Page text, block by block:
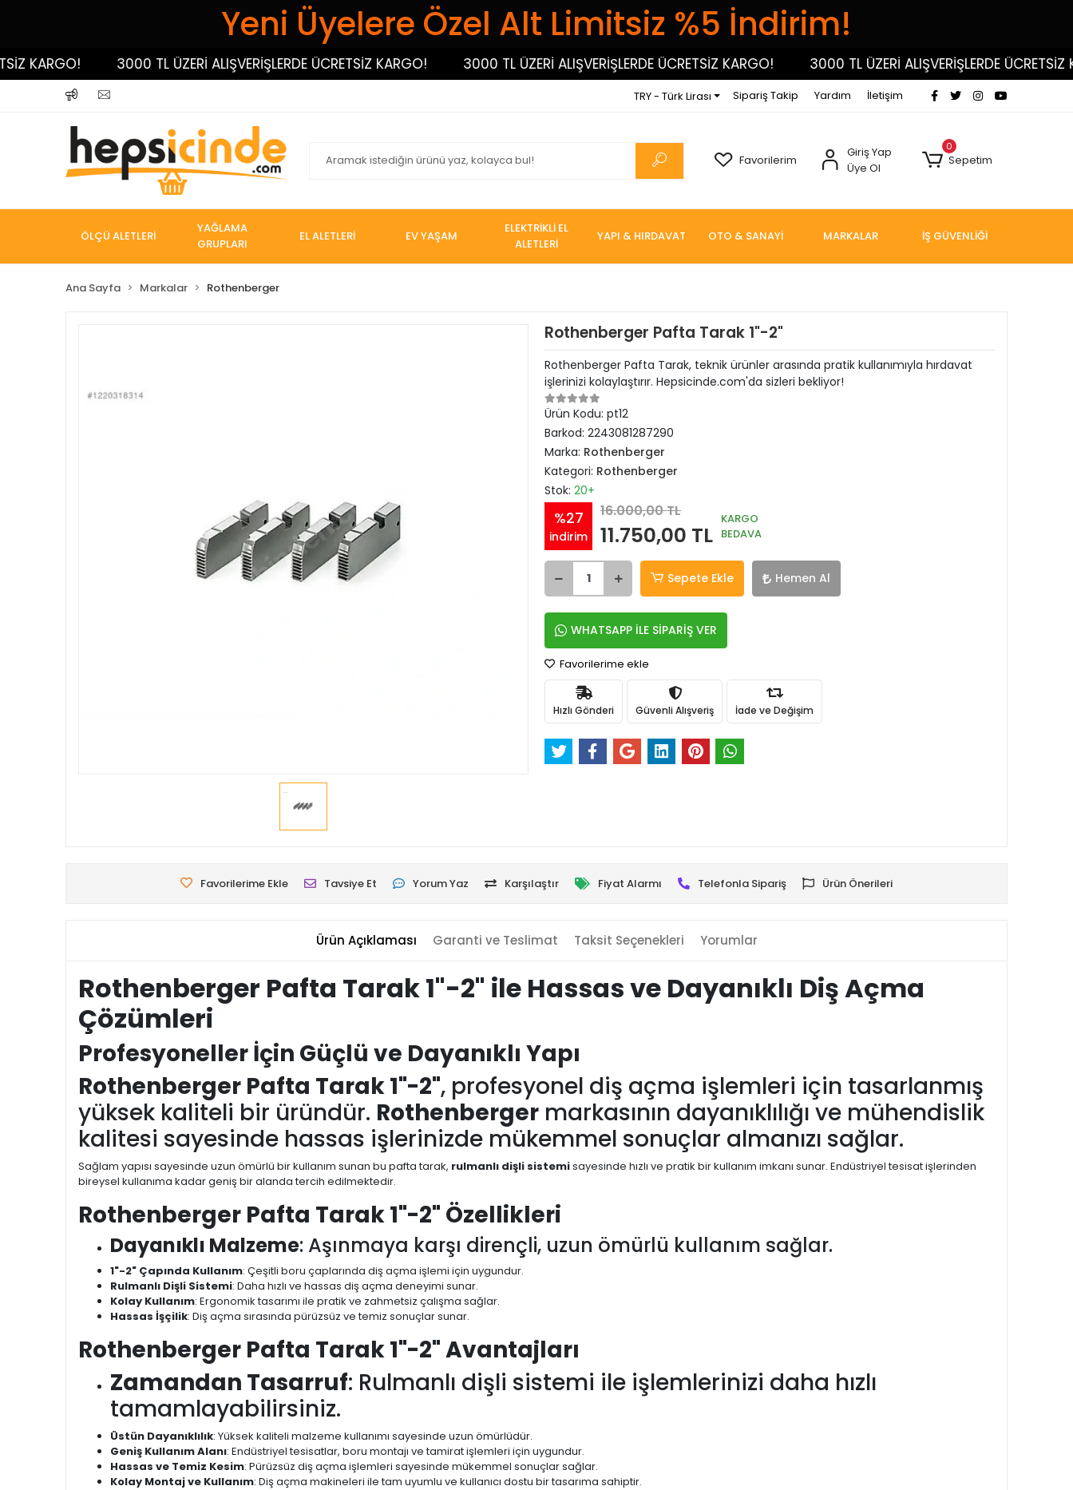
Yeni Üyelere Özel Alt Limitsiz %5 İndirim!
3000 TL ÜZERİ ALIŞVERİŞLERDE ÜCRETSİZ KARGO! 3000 TL ÜZERİ ALIŞVERİŞLERDE ÜCRETSİZ KARGO! 3000 TL ÜZERİ ALIŞVERİŞLERDE ÜCRETSİZ
TRY - Türk Lirası Sipariş Takip Yardım İletişim
Favorilerim
Giriş Yap
Üye Ol
0
Sepetim
ÖLÇÜ ALETLERİ
YAĞLAMA
GRUPLARI
EL ALETLERİ EV YAŞAM
ELEKTRİKLİ EL
ALETLERİ
YAPI & HIRDAVAT OTO & SANAYİ MARKALAR İŞ GÜVENLİĞİ
Ana Sayfa Markalar Rothenberger
Rothenberger Pafta Tarak 1"-2"
Rothenberger Pafta Tarak, teknik ürünler arasında pratik kullanımıyla hırdavat
işlerinizi kolaylaştırır. Hepsicinde.com'da sizleri bekliyor!
Ürün Kodu: pt12
Barkod: 2243081287290
Marka: Rothenberger
Kategori: Rothenberger
Stok: 20+
%27
indirim
16.000,00 TL
11.750,00 TL
KARGO
BEDAVA
Sepete Ekle Hemen Al
WHATSAPP İLE SİPARİŞ VER
Favorilerime ekle
Hızlı Gönderi Güvenli Alışveriş İade ve Değişim
Favorilerime Ekle Tavsiye Et Yorum Yaz Karşılaştır Fiyat Alarmı Telefonla Sipariş Ürün Önerileri
Ürün Açıklaması Garanti ve Teslimat Taksit Seçenekleri Yorumlar
Rothenberger Pafta Tarak 1"-2" ile Hassas ve Dayanıklı Diş Açma
Çözümleri
Profesyoneller İçin Güçlü ve Dayanıklı Yapı
Rothenberger Pafta Tarak 1"-2", profesyonel diş açma işlemleri için tasarlanmış
yüksek kaliteli bir üründür. Rothenberger markasının dayanıklılığı ve mühendislik
kalitesi sayesinde hassas işlerinizde mükemmel sonuçlar almanızı sağlar.
Sağlam yapısı sayesinde uzun ömürlü bir kullanım sunan bu pafta tarak, rulmanlı dişli sistemisayesinde hızlı ve pratik bir kullanım imkanı sunar. Endüstriyel tesisat işlerinden
bireysel kullanıma kadar geniş bir alanda tercih edilmektedir.
Rothenberger Pafta Tarak 1"-2" Özellikleri
Dayanıklı Malzeme: Aşınmaya karşı dirençli, uzun ömürlü kullanım sağlar.
1"-2" Çapında Kullanım: Çeşitli boru çaplarında diş açma işlemi için uygundur.
Rulmanlı Dişli Sistemi: Daha hızlı ve hassas diş açma deneyimi sunar.
Kolay Kullanım: Ergonomik tasarımı ile pratik ve zahmetsiz çalışma sağlar.
Hassas İşçilik: Diş açma sırasında pürüzsüz ve temiz sonuçlar sunar.
Rothenberger Pafta Tarak 1"-2" Avantajları
Zamandan Tasarruf: Rulmanlı dişli sistemi ile işlemlerinizi daha hızlı
tamamlayabilirsiniz.
Üstün Dayanıklılık: Yüksek kaliteli malzeme kullanımı sayesinde uzun ömürlüdür.
Geniş Kullanım Alanı: Endüstriyel tesisatlar, boru montajı ve tamirat işlemleri için uygundur.
Hassas ve Temiz Kesim: Pürüzsüz diş açma işlemleri sayesinde mükemmel sonuçlar sağlar.
Kolay Montaj ve Kullanım: Diş açma makineleri ile tam uyumlu ve kullanıcı dostu bir tasarıma sahiptir.